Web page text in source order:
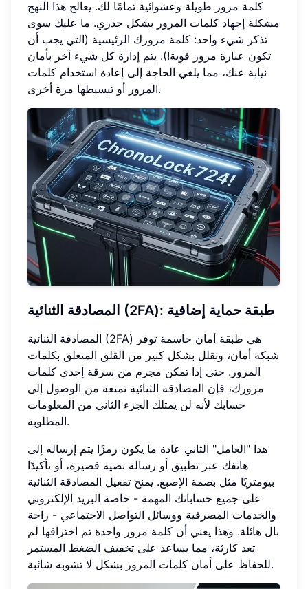
كلمة مرور طويلة وعشوائية تمامًا لك. يعالج هذا النهج
مشكلة إجهاد كلمات المرور بشكل جذري. ما عليك سوى
تذكر شيء واحد: كلمة مرورك الرئيسية (التي يجب أن
تكون عبارة مرور قوية!). يتم إدارة كل شيء آخر بأمان
نيابة عنك، مما يلغي الحاجة إلى إعادة استخدام كلمات
المرور أو تبسيطها مرة أخرى.
المصادقة الثنائية (2FA): طبقة حماية إضافية
المصادقة الثنائية (2FA) هي طبقة أمان حاسمة توفر
شبكة أمان، وتقلل بشكل كبير من القلق المتعلق بكلمات
المرور. حتى إذا تمكن مجرم من سرقة إحدى كلمات
مرورك، فإن المصادقة الثنائية تمنعه من الوصول إلى
حسابك لأنه لن يمتلك الجزء الثاني من المعلومات
المطلوبة.
هذا "العامل" الثاني عادة ما يكون رمزًا يتم إرساله إلى
هاتفك عبر تطبيق أو رسالة نصية قصيرة، أو تأكيدًا
بيومتريًا مثل بصمة الإصبع. يمنح تفعيل المصادقة الثنائية
على جميع حساباتك المهمة - خاصة البريد الإلكتروني
والخدمات المصرفية ووسائل التواصل الاجتماعي - راحة
بال هائلة. وهذا يعني أن كلمة مرور واحدة تم اختراقها لم
تعد كارثة، مما يساعد على تخفيف الضغط المستمر
للحفاظ على أمان كلمات المرور بشكل لا تشوبه شائبة.